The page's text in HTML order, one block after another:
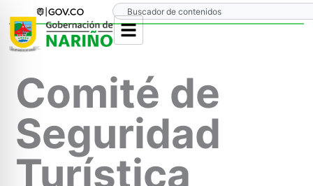
contenido
Search
Comité de
Seguridad
Turística